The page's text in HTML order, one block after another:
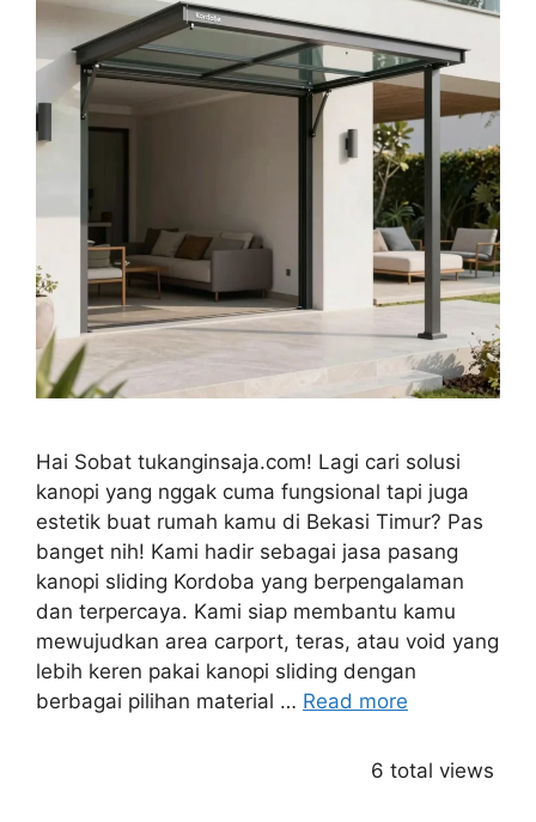
Hai Sobat tukanginsaja.com! Lagi cari solusi
kanopi yang nggak cuma fungsional tapi juga
estetik buat rumah kamu di Bekasi Timur? Pas
banget nih! Kami hadir sebagai jasa pasang
kanopi sliding Kordoba yang berpengalaman
dan terpercaya. Kami siap membantu kamu
mewujudkan area carport, teras, atau void yang
lebih keren pakai kanopi sliding dengan
berbagai pilihan material … Read more
6 total views